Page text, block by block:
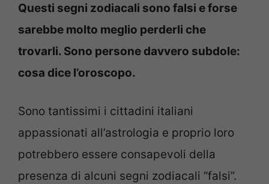
Questi segni zodiacali sono falsi e forse
sarebbe molto meglio perderli che
trovarli. Sono persone davvero subdole:
cosa dice l’oroscopo.
Sono tantissimi i cittadini italiani
appassionati all’astrologia e proprio loro
potrebbero essere consapevoli della
presenza di alcuni segni zodiacali “falsi”.